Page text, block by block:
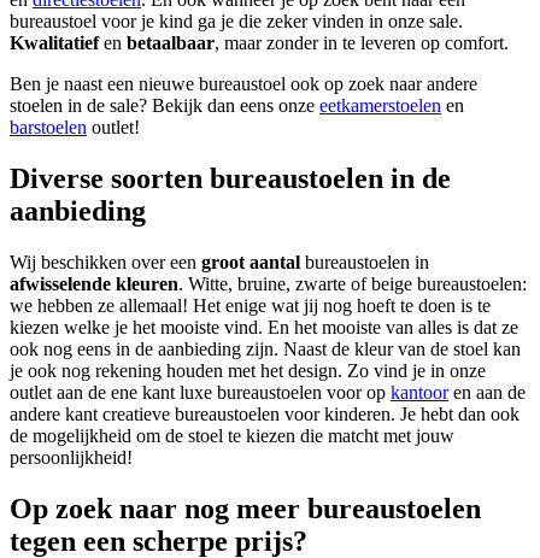
bureaustoel voor je kind ga je die zeker vinden in onze sale.
Kwalitatiefen betaalbaar, maar zonder in te leveren op comfort.
Ben je naast een nieuwe bureaustoel ook op zoek naar andere
stoelen in de sale? Bekijk dan eens onze eetkamerstoelen en
barstoelen outlet!
Diverse soorten bureaustoelen in de
aanbieding
Wij beschikken over een groot aantal bureaustoelen in
afwisselende kleuren. Witte, bruine, zwarte of beige bureaustoelen:
we hebben ze allemaal! Het enige wat jij nog hoeft te doen is te
kiezen welke je het mooiste vind. En het mooiste van alles is dat ze
ook nog eens in de aanbieding zijn. Naast de kleur van de stoel kan
je ook nog rekening houden met het design. Zo vind je in onze
outlet aan de ene kant luxe bureaustoelen voor op kantooren aan de
andere kant creatieve bureaustoelen voor kinderen. Je hebt dan ook
de mogelijkheid om de stoel te kiezen die matcht met jouw
persoonlijkheid!
Op zoek naar nog meer bureaustoelen
tegen een scherpe prijs?